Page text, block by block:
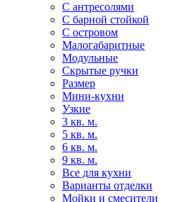
С антресолями
С барной стойкой
С островом
Малогабаритные
Модульные
Скрытые ручки
Размер
Мини-кухни
Узкие
3 кв. м.
5 кв. м.
6 кв. м.
9 кв. м.
Все для кухни
Варианты отделки
Мойки и смесители